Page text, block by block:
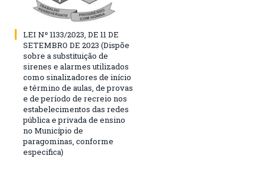
LEI Nº 1133/2023, DE 11 DE
SETEMBRO DE 2023 (Dispõe
sobre a substituição de
sirenes e alarmes utilizados
como sinalizadores de início
e término de aulas, de provas
e de período de recreio nos
estabelecimentos das redes
pública e privada de ensino
no Município de
paragominas, conforme
especifica)